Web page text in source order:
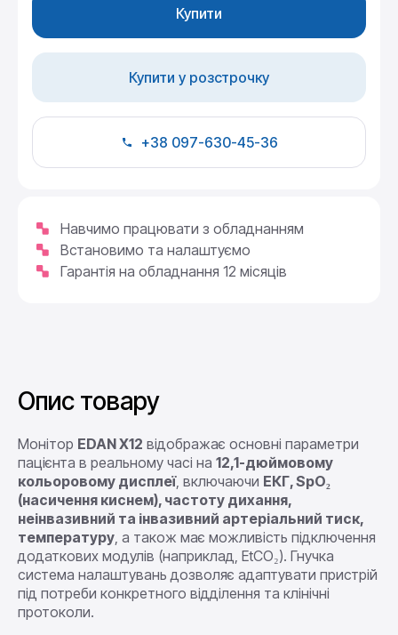
Купити
Купити у розстрочку
+38 097-630-45-36
Навчимо працювати з обладнанням
Встановимо та налаштуємо
Гарантія на обладнання 12 місяців
Опис товару
Монітор EDAN X12 відображає основні параметри
пацієнта в реальному часі на 12,1-дюймовому
кольоровому дисплеї, включаючи ЕКГ, SpO₂
(насичення киснем), частоту дихання,
неінвазивний та інвазивний артеріальний тиск,
температуру, а також має можливість підключення
додаткових модулів (наприклад, EtCO₂). Гнучка
система налаштувань дозволяє адаптувати пристрій
під потреби конкретного відділення та клінічні
протоколи.